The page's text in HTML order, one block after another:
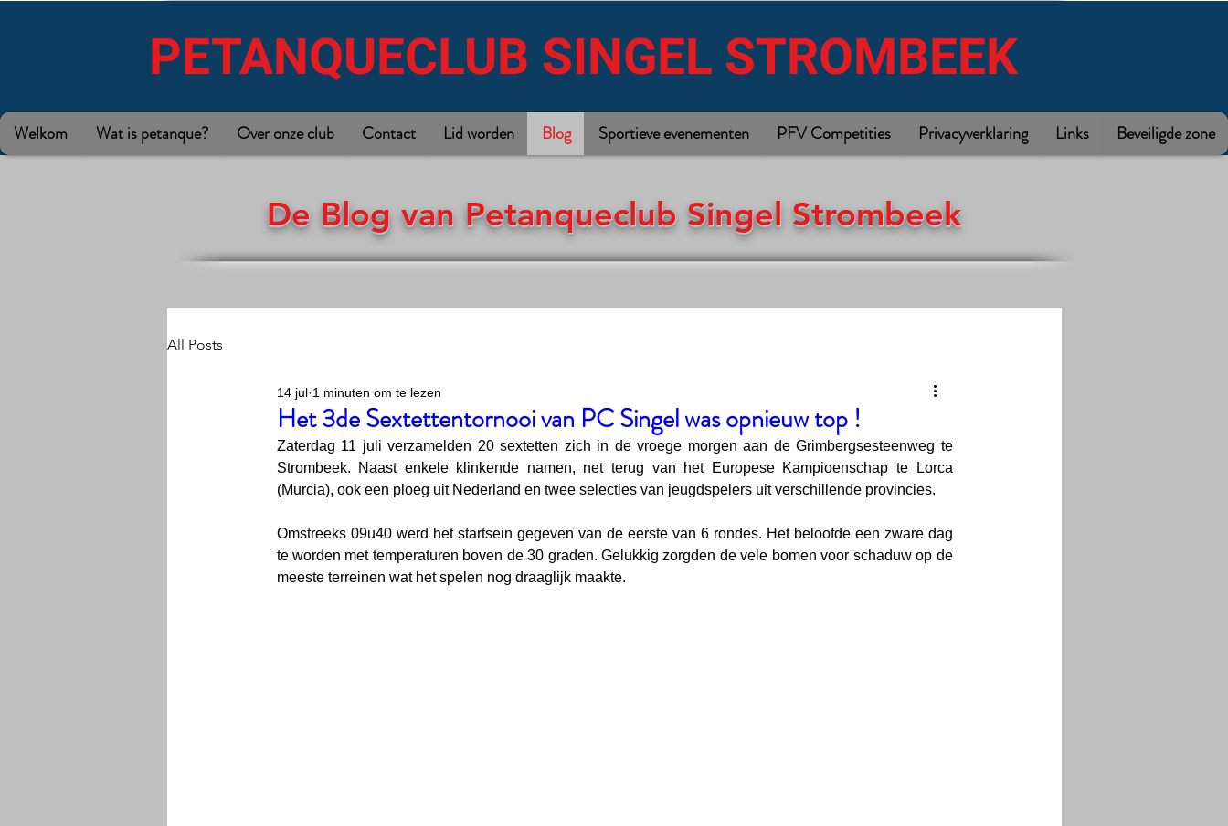
PETANQUECLUB SINGEL STROMBEEK
Welkom Wat is petanque? Over onze club Contact Lid worden Blog Sportieve evenementen PFV Competities Privacyverklaring Links Beveiligde zone
De Blog van Petanqueclub Singel Strombeek
All Posts
Het 3de Sextettentornooi van PC Singel was opnieuw top !
14 jul 1 minuten om te lezen
Zaterdag 11 juli verzamelden 20 sextetten zich in de vroege morgen aan de Grimbergsesteenweg te
Strombeek. Naast enkele klinkende namen, net terug van het Europese Kampioenschap te Lorca
(Murcia), ook een ploeg uit Nederland en twee selecties van jeugdspelers uit verschillende provincies.
Omstreeks 09u40 werd het startsein gegeven van de eerste van 6 rondes. Het beloofde een zware dag
te worden met temperaturen boven de 30 graden. Gelukkig zorgden de vele bomen voor schaduw op de
meeste terreinen wat het spelen nog draaglijk maakte.